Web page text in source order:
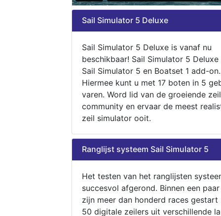
Sail Simulator 5 Deluxe
Sail Simulator 5 Deluxe is vanaf nu
beschikbaar! Sail Simulator 5
Sail Simulator 5 en Boatset 1 add-on.
Hiermee kunt u met 17 boten in 5
varen. Word lid van de groeiende zeil
community en ervaar de meest
zeil simulator ooit.
Ranglijst systeem Sail Simulator 5
Het testen van het ranglijsten
succesvol afgerond. Binnen een
zijn meer dan honderd races gestart
50 digitale zeilers uit verschillende